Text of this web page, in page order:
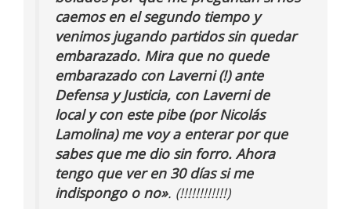
caemos en el segundo tiempo y
venimos jugando partidos sin quedar
embarazado. Mira que no quede
embarazado con Laverni (!) ante
Defensa y Justicia, con Laverni de
local y con este pibe (por Nicolás
Lamolina) me voy a enterar por que
sabes que me dio sin forro. Ahora
tengo que ver en 30 días si me
indispongo o no». (!!!!!!!!!!!!)